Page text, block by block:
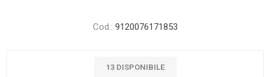
Cod.: 9120076171853
13 DISPONIBILE